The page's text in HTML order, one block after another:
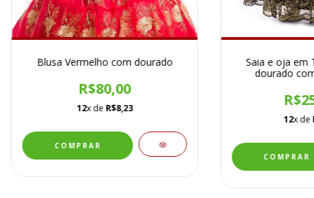
Blusa Vermelho com dourado
R$80,00
12x de R$8,23
Saia e oja em
dourado
12x de